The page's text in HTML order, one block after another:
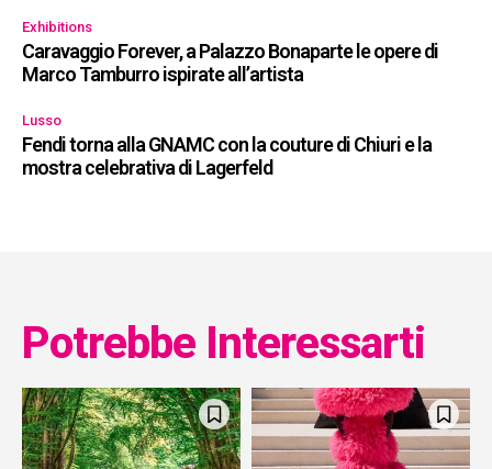
Exhibitions
Caravaggio Forever, a Palazzo Bonaparte le opere di
Marco Tamburro ispirate all’artista
Lusso
Fendi torna alla GNAMC con la couture di Chiuri e la
mostra celebrativa di Lagerfeld
Potrebbe Interessarti